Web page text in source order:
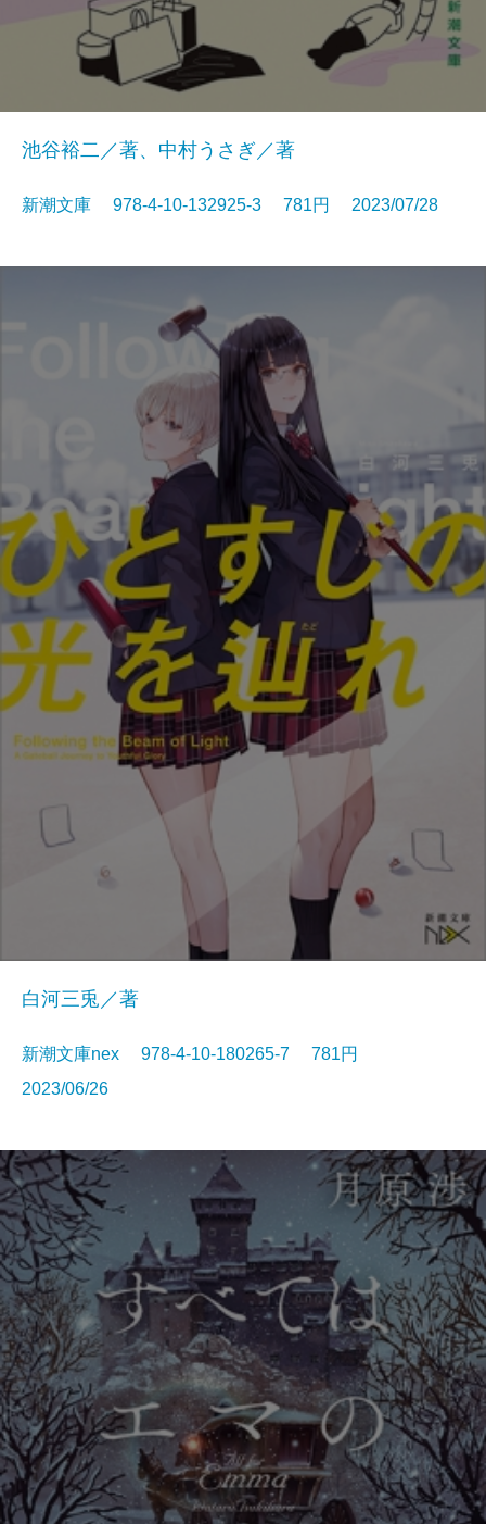
池谷裕二／著、中村うさぎ／著
新潮文庫 978-4-10-132925-3 781円 2023/07/28
白河三兎／著
新潮文庫nex 978-4-10-180265-7 781円
2023/06/26